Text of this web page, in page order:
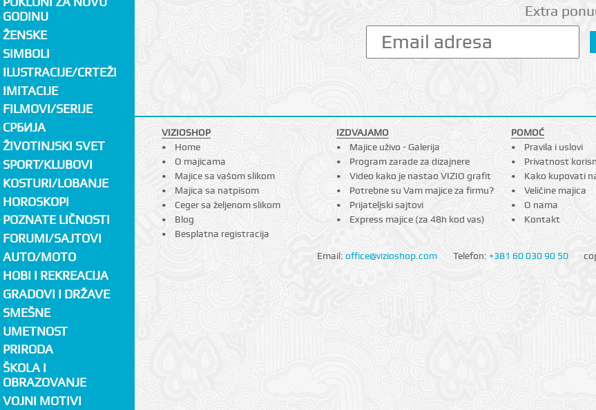
GODINU
ŽENSKE
SIMBOLI
ILUSTRACIJE/CRTEŽI
IMITACIJE
FILMOVI/SERIJE
СРБИЈА
ŽIVOTINJSKI SVET
SPORT/KLUBOVI
KOSTURI/LOBANJE
HOROSKOPI
POZNATE LIČNOSTI
FORUMI/SAJTOVI
AUTO/MOTO
HOBI I REKREACIJA
GRADOVI I DRŽAVE
SMEŠNE
UMETNOST
PRIRODA
ŠKOLA I
OBRAZOVANJE
VOJNI MOTIVI
Extra
VIZIOSHOP
Home
O majicama
Majice sa vašom slikom
Majica sa natpisom
Ceger sa željenom slikom
Blog
Besplatna registracija
IZDVAJAMO
Majice uživo - Galerija
Program zarade za dizajnere
Video kako je nastao VIZIO grafit
Potrebne su Vam majice za firmu?
Prijateljski sajtovi
Express majice (za 48h kod vas)
POMOĆ
Pravila i uslovi
Privatnost
Kako kupovati
Veličine majica
O nama
Kontakt
Email: office@vizioshop.com Telefon: +381 60 030 90 50